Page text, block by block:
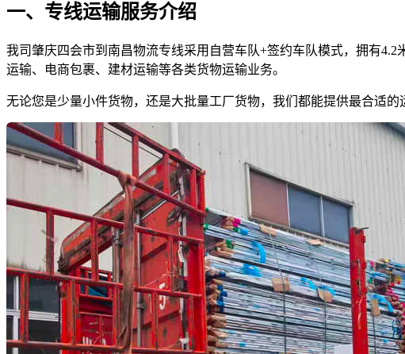
一、专线运输服务介绍
我司肇庆四会市到南昌物流专线采用自营车队+签约车队模式，拥有
运输、电商包裹、建材运输等各类货物运输业务。
无论您是少量小件货物，还是大批量工厂货物，我们都能提供最合适